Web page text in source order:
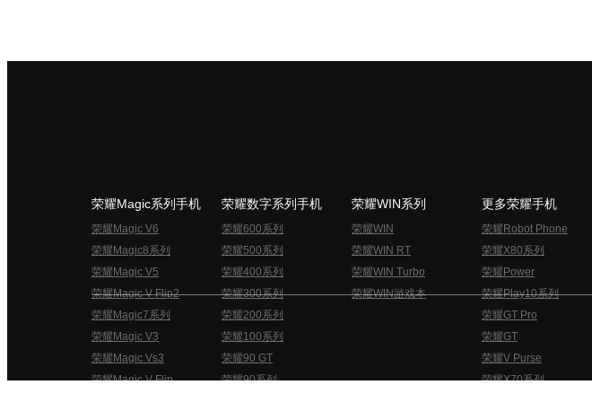
荣耀Magic系列手机
荣耀Magic V6
荣耀Magic8系列
荣耀Magic V5
荣耀Magic V Flip2
荣耀Magic7系列
荣耀Magic V3
荣耀Magic Vs3
荣耀Magic V Flip
荣耀数字系列手机
荣耀600系列
荣耀500系列
荣耀400系列
荣耀300系列
荣耀200系列
荣耀100系列
荣耀90 GT
荣耀90系列
荣耀WIN系列
荣耀WIN
荣耀WIN RT
荣耀WIN Turbo
荣耀WIN游戏本
更多荣耀手机
荣耀Robot Phone
荣耀X80系列
荣耀Power
荣耀Play10系列
荣耀GT Pro
荣耀GT
荣耀V Purse
荣耀X70系列